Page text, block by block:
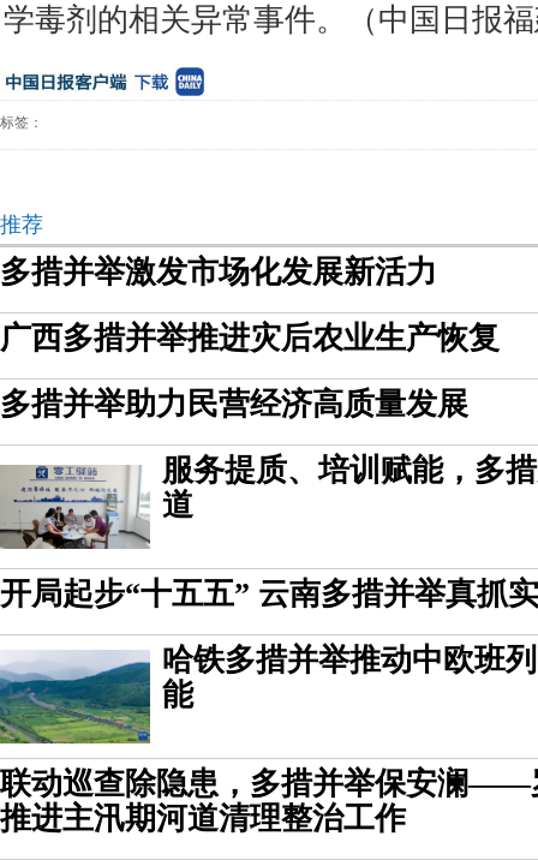
学毒剂的相关异常事件。（中国日报
标签：
推荐
多措并举激发市场化发展新活力
广西多措并举推进灾后农业生产恢复
多措并举助力民营经济高质量发展
服务提质、培训赋能，多
道
开局起步“十五五” 云南多措并举真抓
哈铁多措并举推动中欧班
能
联动巡查除隐患，多措并举保安澜——
推进主汛期河道清理整治工作